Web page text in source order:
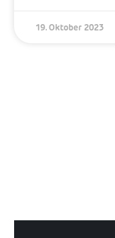
19. Oktober 2023